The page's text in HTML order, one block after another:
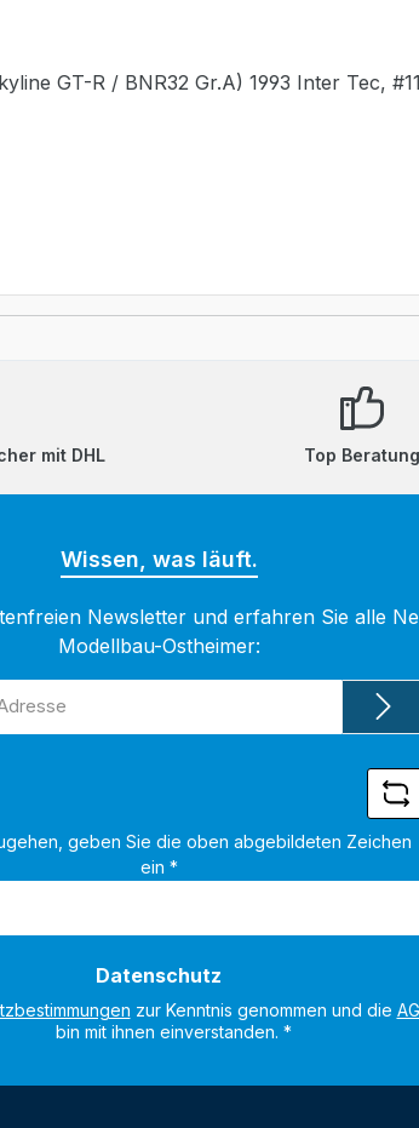
GT-R / BNR32 Gr.A) 1993 Inter Tec,
mit DHL Top Beratung
Wissen, was läuft.
Newsletter und erfahren Sie alle
Modellbau-Ostheimer:
geben Sie die oben abgebildeten Zeichen
ein *
Datenschutz
zur Kenntnis genommen und die
bin mit ihnen einverstanden. *